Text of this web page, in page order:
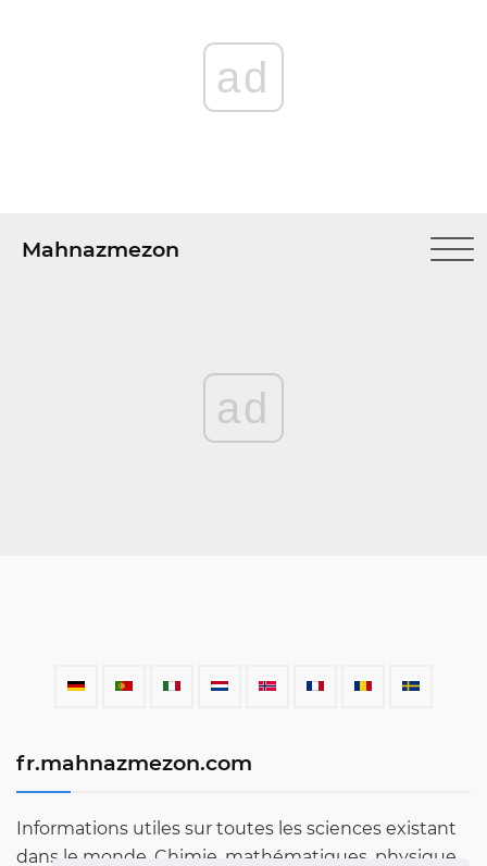
ad
Mahnazmezon
ad
fr.mahnazmezon.com
Informations utiles sur toutes les sciences existant
dans le monde. Chimie, mathématiques, physique,